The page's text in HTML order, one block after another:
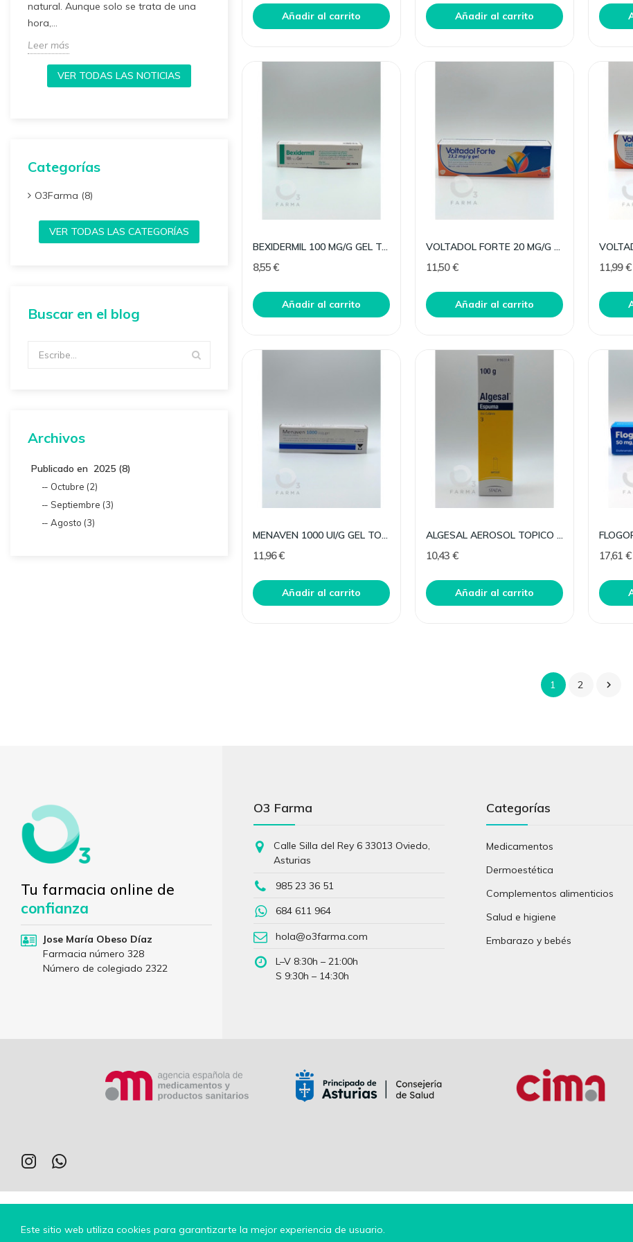
natural. Aunque solo se trata de una
hora,...
Leer más
la llegada del otoño o la primavera,
surge la...
empezó el otoño? No estás solo.
Muchas personas...
VER TODAS LAS NOTICIAS
Categorías
O3Farma (8)
VER TODAS LAS CATEGORÍAS
Buscar en el blog
Archivos
Publicado en 2025 (8)
Octubre (2)
Septiembre (3)
Agosto (3)
Añadir al carrito Añadir al carrito
BEXIDERMIL 100 MG/G GEL TOPICO 50 G
8,55 €
Añadir al carrito
VOLTADOL FORTE 20 MG/G GEL TOPICO 50 G
11,50 €
Añadir al carrito
11,99 €
MENAVEN 1000 UI/G GEL TOPICO 60 G
11,96 €
Añadir al carrito
ALGESAL AEROSOL TOPICO ESPUMA 100 G
10,43 €
Añadir al carrito
17,61 €
1 2 
Tu farmacia online de
confianza
Jose María Obeso Díaz
Farmacia número 328
Número de colegiado 2322
O3 Farma
Calle Silla del Rey 6 33013 Oviedo,
Asturias
985 23 36 51
684 611 964
hola@o3farma.com
L–V 8:30h – 21:00h
S 9:30h – 14:30h
Categorías
Medicamentos
Dermoestética
Complementos alimenticios
Salud e higiene
Embarazo y bebés
Este sitio web utiliza cookies para garantizarte la mejor experiencia de usuario.